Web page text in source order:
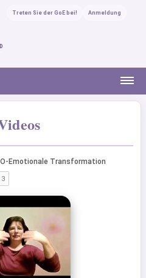
Treten Sie der GoE bei! Anmeldung